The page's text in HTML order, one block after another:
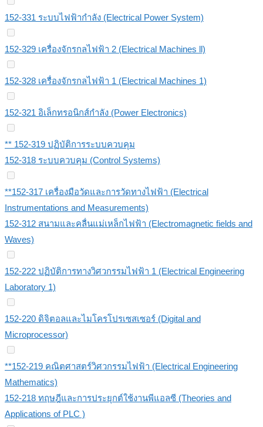
152-331 ระบบไฟฟ้ากำลัง (Electrical Power System)
152-329 เครื่องจักรกลไฟฟ้า 2 (Electrical Machines ll)
152-328 เครื่องจักรกลไฟฟ้า 1 (Electrical Machines 1)
152-321 อิเล็กทรอนิกส์กำลัง (Power Electronics)
** 152-319 ปฏิบัติการระบบควบคุม
152-318 ระบบควบคุม (Control Systems)
**152-317 เครื่องมือวัดและการวัดทางไฟฟ้า (Electrical
Instrumentations and Measurements)
152-312 สนามและคลื่นแม่เหล็กไฟฟ้า (Electromagnetic fields and
Waves)
152-222 ปฏิบัติการทางวิศวกรรมไฟฟ้า 1 (Electrical Engineering
Laboratory 1)
152-220 ดิจิตอลและไมโครโปรเซสเซอร์ (Digital and
Microprocessor)
**152-219 คณิตศาสตร์วิศวกรรมไฟฟ้า (Electrical Engineering
Mathematics)
152-218 ทฤษฎีและการประยุกต์ใช้งานพีแอลซี (Theories and
Applications of PLC )